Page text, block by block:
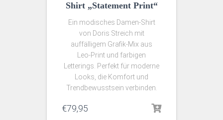
Shirt „Statement Print“
Ein modisches Damen-Shirt
von Doris Streich mit
auffälligem Grafik‑Mix aus
Leo‑Print und farbigen
Letterings. Perfekt für moderne
Looks, die Komfort und
Trendbewusstsein verbinden.
€79,95